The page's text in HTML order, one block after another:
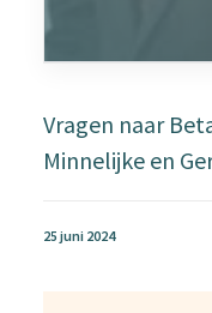
Vragen naar
Minnelijke en
25 juni 2024